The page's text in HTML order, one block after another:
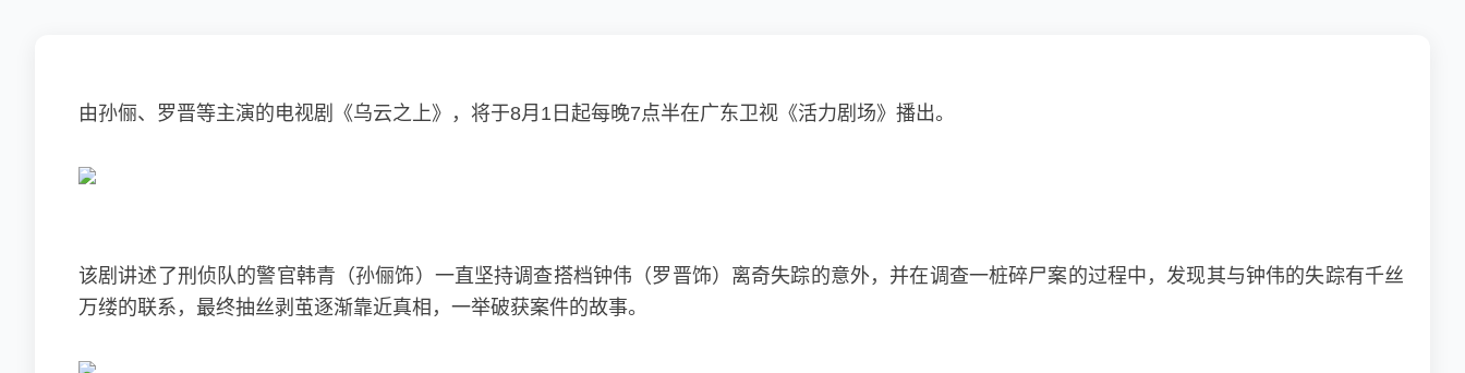
由孙俪、罗晋等主演的电视剧《乌云之上》，将于8月1日起每晚7点半在广东卫视《活力剧场》播出。
该剧讲述了刑侦队的警官韩青（孙俪饰）一直坚持调查搭档钟伟（罗晋饰）离奇失踪的意外，并在调查一桩碎尸案的过程中，发现其与钟伟的失踪有千丝
万缕的联系，最终抽丝剥茧逐渐靠近真相，一举破获案件的故事。